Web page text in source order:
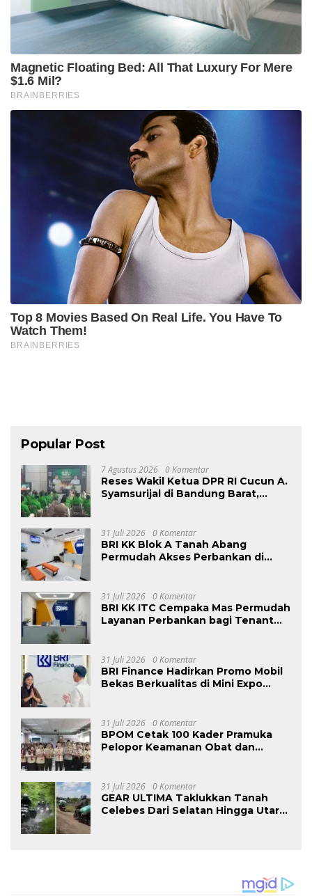
Popular Post
7 Agustus 2026 0 Komentar
Reses Wakil Ketua DPR RI Cucun A.
Syamsurijal di Bandung Barat,
Bedah Rumah
31 Juli 2026 0 Komentar
BRI KK Blok A Tanah Abang
Permudah Akses Perbankan di
31 Juli 2026 0 Komentar
BRI KK ITC Cempaka Mas Permudah
Layanan Perbankan bagi Tenant
31 Juli 2026 0 Komentar
BRI Finance Hadirkan Promo Mobil
Bekas Berkualitas di Mini Expo
31 Juli 2026 0 Komentar
BPOM Cetak 100 Kader Pramuka
Pelopor Keamanan Obat dan
31 Juli 2026 0 Komentar
GEAR ULTIMA Taklukkan Tanah
Celebes Dari Selatan Hingga Utara